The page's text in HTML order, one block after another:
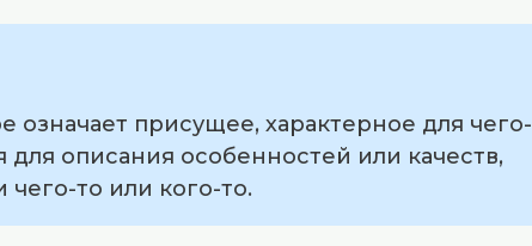
означает присущее, характерное для чего-
для описания особенностей или качеств,
то или кого-то.